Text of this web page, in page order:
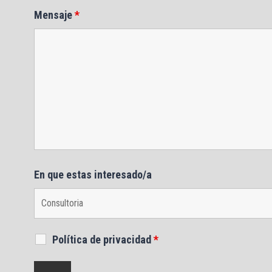
Mensaje*
En que estas interesado/a
Política de privacidad*